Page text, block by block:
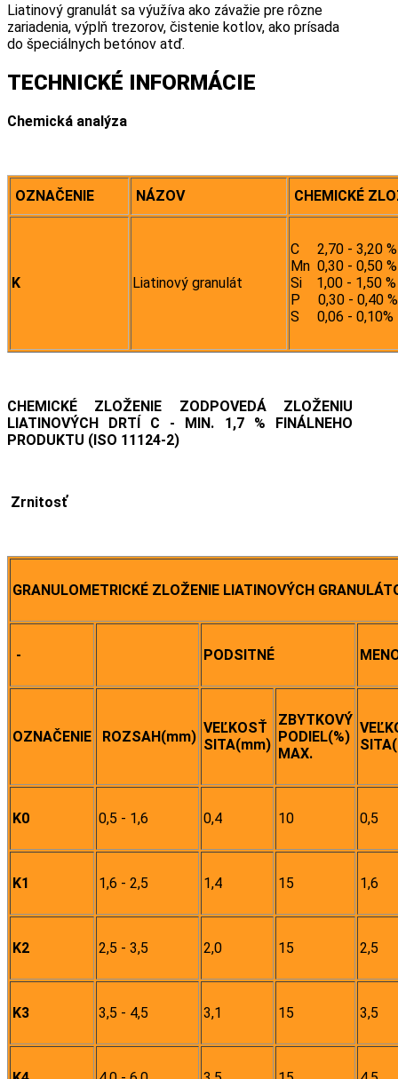
Liatinový granulát sa výužíva ako závažie pre rôzne
zariadenia, výplň trezorov, čistenie kotlov, ako prísada
do špeciálnych betónov atď.
TECHNICKÉ INFORMÁCIE
Chemická analýza
OZNAČENIE NÁZOV CHEMICKÉ
K Liatinový granulát
C 2,70 - 3,20 %
Mn 0,30 - 0,50 %
Si 1,00 - 1,50 %
P 0,30 - 0,40 %
S 0,06 - 0,10%
CHEMICKÉ ZLOŽENIE ZODPOVEDÁ ZLOŽENIU
LIATINOVÝCH DRTÍ C - MIN. 1,7 % FINÁLNEHO
PRODUKTU (ISO 11124-2)
Zrnitosť
GRANULOMETRICKÉ ZLOŽENIE LIATINOVÝCH
- PODSITNÉ
OZNAČENIE ROZSAH(mm)
VEĽKOSŤ
SITA(mm)
ZBYTKOVÝ
PODIEL(%)
MAX.
K0 0,5 - 1,6 0,4 10 0,5
K1 1,6 - 2,5 1,4 15 1,6
K2 2,5 - 3,5 2,0 15 2,5
K3 3,5 - 4,5 3,1 15 3,5